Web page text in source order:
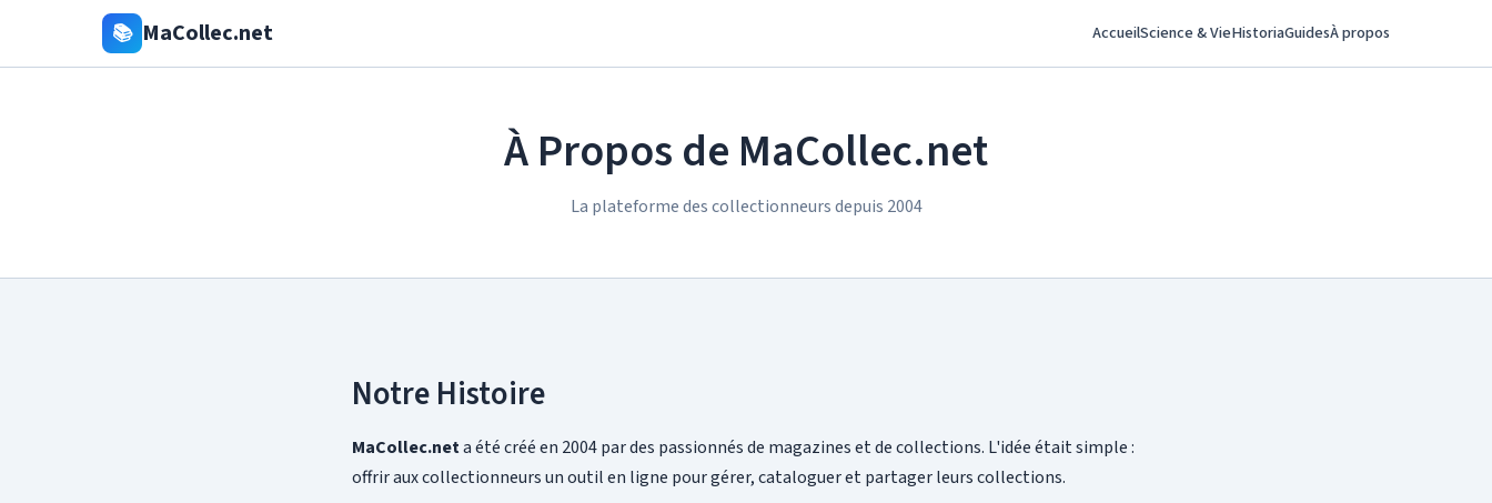
📚 MaCollec.net AccueilScience & VieHistoriaGuidesÀ propos
À Propos de MaCollec.net
La plateforme des collectionneurs depuis 2004
Notre Histoire
MaCollec.neta été créé en 2004 par des passionnés de magazines et de collections. L'idée était simple :
offrir aux collectionneurs un outil en ligne pour gérer, cataloguer et partager leurs collections.